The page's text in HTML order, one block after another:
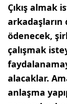
Çıkış almak
arkadaşların
ödenecek,
çalışmak
alacaklar.
anlaşma